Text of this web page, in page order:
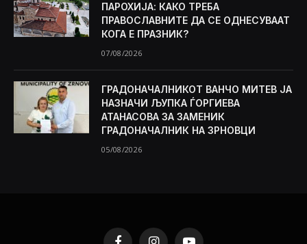
ПАРОХИЈА: КАКО ТРЕБА
ПРАВОСЛАВНИТЕ ДА СЕ ОДНЕСУВААТ
КОГА Е ПРАЗНИК?
07/08/2026
ГРАДОНАЧАЛНИКОТ ВАНЧО МИТЕВ ЈА
НАЗНАЧИ ЉУПКА ЃОРГИЕВА
АТАНАСОВА ЗА ЗАМЕНИК
ГРАДОНАЧАЛНИК НА ЗРНОВЦИ
05/08/2026